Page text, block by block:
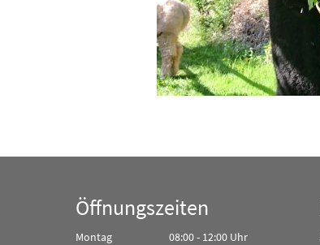
Öffnungszeiten
Montag 08:00- 12:00 Uhr